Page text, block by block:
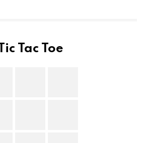
Tic Tac Toe